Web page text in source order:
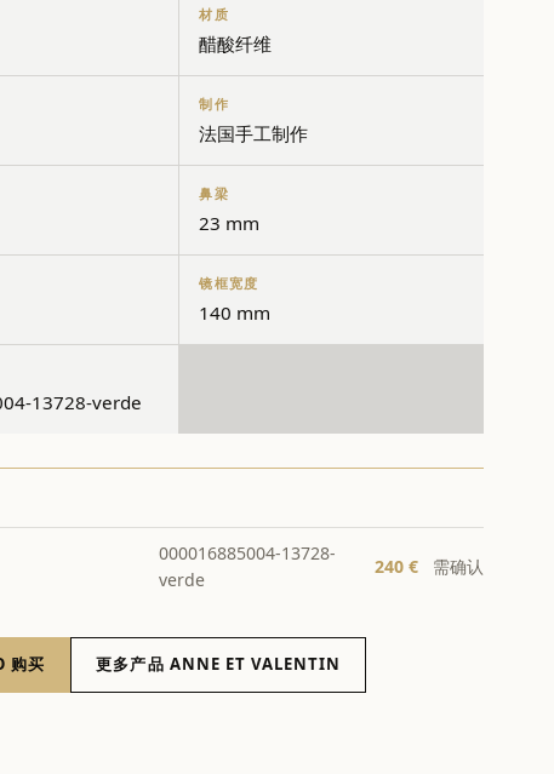
材质
醋酸纤维
制作
法国手工制作
鼻梁
23 mm
镜框宽度
140 mm
13728-verde
000016885004-13728-
verde
240 € 需确认
购买 更多产品 ANNE ET VALENTIN